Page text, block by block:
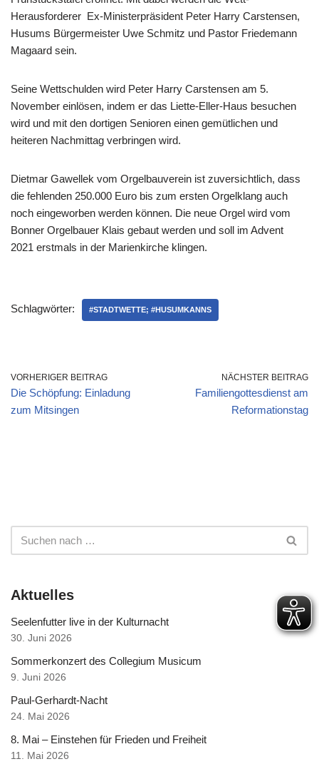
Herausforderer Ex-Ministerpräsident Peter Harry Carstensen,
Husums Bürgermeister Uwe Schmitz und Pastor Friedemann
Magaard sein.
Seine Wettschulden wird Peter Harry Carstensen am 5.
November einlösen, indem er das Liette-Eller-Haus besuchen
wird und mit den dortigen Senioren einen gemütlichen und
heiteren Nachmittag verbringen wird.
Dietmar Gawellek vom Orgelbauverein ist zuversichtlich, dass
die fehlenden 250.000 Euro bis zum ersten Orgelklang auch
noch eingeworben werden können. Die neue Orgel wird vom
Bonner Orgelbauer Klais gebaut werden und soll im Advent
2021 erstmals in der Marienkirche klingen.
Schlagwörter: #STADTWETTE; #HUSUMKANNS
VORHERIGER BEITRAG
Die Schöpfung: Einladung
zum Mitsingen
NÄCHSTER BEITRAG
Familiengottesdienst am
Reformationstag
Aktuelles
Seelenfutter live in der Kulturnacht
30. Juni 2026
Sommerkonzert des Collegium Musicum
9. Juni 2026
Paul-Gerhardt-Nacht
24. Mai 2026
8. Mai – Einstehen für Frieden und Freiheit
11. Mai 2026